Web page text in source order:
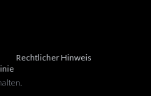
Rechtlicher Hinweis